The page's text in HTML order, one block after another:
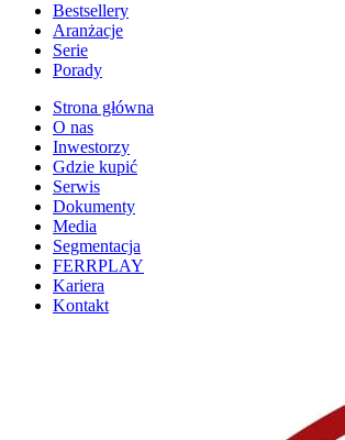
Bestsellery
Aranżacje
Serie
Porady
Strona główna
O nas
Inwestorzy
Gdzie kupić
Serwis
Dokumenty
Media
Segmentacja
FERRPLAY
Kariera
Kontakt